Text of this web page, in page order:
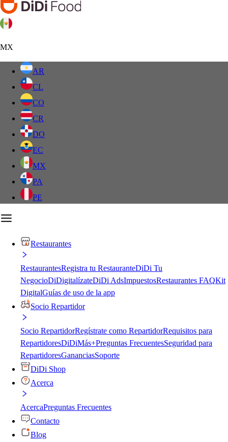
MX
AR
CL
CO
CR
DO
EC
MX
PA
PE
Restaurantes
RestaurantesRegistra tu RestauranteDiDi Tu
NegocioDiDigitalízateDiDi AdsImpuestosRestaurantes FAQKit
DigitalGuías de uso de la app
Socio Repartidor
Socio RepartidorRegístrate como RepartidorRequisitos para
RepartidoresDiDiMás+Preguntas FrecuentesSeguridad para
RepartidoresGananciasSoporte
DiDi Shop
Acerca
AcercaPreguntas Frecuentes
Contacto
Blog